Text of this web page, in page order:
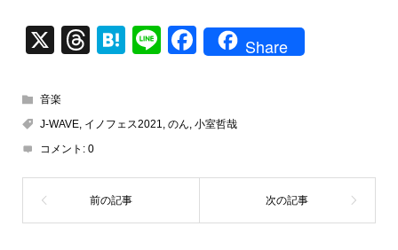
X
T
a
d
s
H
n
Li
F
e
o
Share
音楽
J-WAVE, イノフェス2021 のん 小室哲哉
コメント: 0